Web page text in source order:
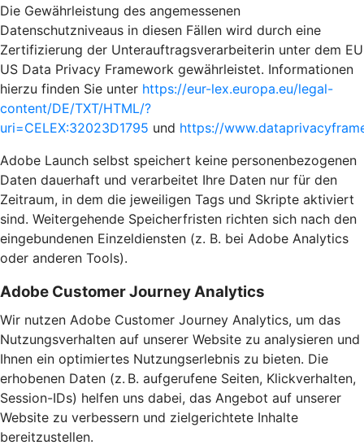
Die Gewährleistung des angemessenen
Datenschutzniveaus in diesen Fällen wird durch eine
Zertifizierung der Unterauftragsverarbeiterin unter dem EU
US Data Privacy Framework gewährleistet. Informationen
hierzu finden Sie unter https://eur-lex.europa.eu/legal-
content/DE/TXT/HTML/?
uri=CELEX:32023D1795 und https://
Adobe Launch selbst speichert keine personenbezogenen
Daten dauerhaft und verarbeitet Ihre Daten nur für den
Zeitraum, in dem die jeweiligen Tags und Skripte aktiviert
sind. Weitergehende Speicherfristen richten sich nach den
eingebundenen Einzeldiensten (z. B. bei Adobe Analytics
oder anderen Tools).
Adobe Customer Journey Analytics
Wir nutzen Adobe Customer Journey Analytics, um das
Nutzungsverhalten auf unserer Website zu analysieren und
Ihnen ein optimiertes Nutzungserlebnis zu bieten. Die
erhobenen Daten (z. B. aufgerufene Seiten, Klickverhalten,
Session-IDs) helfen uns dabei, das Angebot auf unserer
Website zu verbessern und zielgerichtete Inhalte
bereitzustellen.